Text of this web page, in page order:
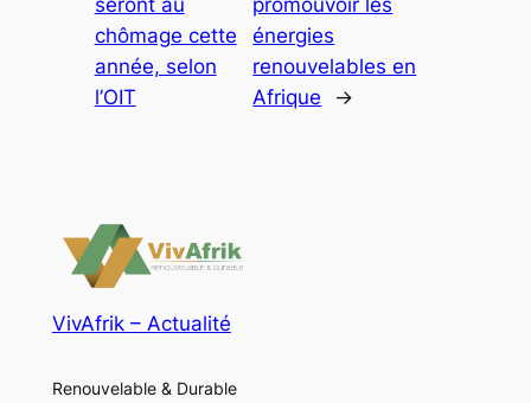
seront au
chômage cette
année, selon
l’OIT
promouvoir les
énergies
renouvelables en
Afrique
→
VivAfrik – Actualité
Renouvelable & Durable